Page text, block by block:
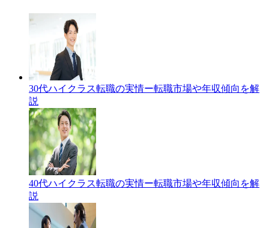
30代ハイクラス転職の実情ー転職市場や年収傾向を解
説
40代ハイクラス転職の実情ー転職市場や年収傾向を解
説